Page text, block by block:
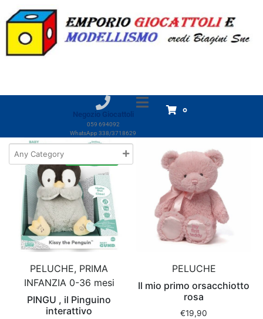
Negozio Giocattoli
059 694092
WhatsApp 338/3718629
0
Home Prodotti Gund
Gund
PELUCHE, PRIMA
INFANZIA 0-36 mesi
PINGU , il Pinguino
interattivo
PELUCHE
Il mio primo orsacchiotto
rosa
€19,90